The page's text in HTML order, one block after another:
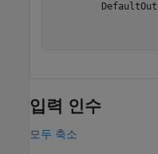
입력 인수
모두 축소